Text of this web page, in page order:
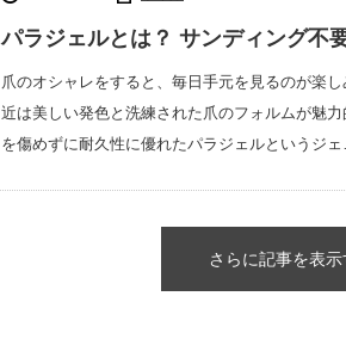
パラジェルとは？ サンディング不
爪のオシャレをすると、毎日手元を見るのが楽
近は美しい発色と洗練された爪のフォルムが魅
を傷めずに耐久性に優れたパラジェルというジ
さらに記事を表示